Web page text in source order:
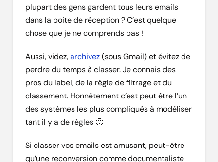
plupart des gens gardent tous leurs emails
dans la boite de réception ? C’est quelque
chose que je ne comprends pas !
Aussi, videz,archivez(sous Gmail) et évitez de
perdre du temps à classer. Je connais des
pros du label, de la règle de filtrage et du
classement. Honnêtement c’est peut être l’un
des systèmes les plus compliqués à modéliser
tant il y a de règles 🙂
Si classer vos emails est amusant, peut-être
qu’une reconversion comme documentaliste